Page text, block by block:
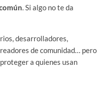
. Si algo no te da
desarrolladores,
de comunidad… pero
a quienes usan